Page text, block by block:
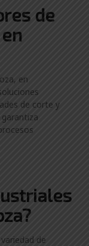
de
en
de corte y
de